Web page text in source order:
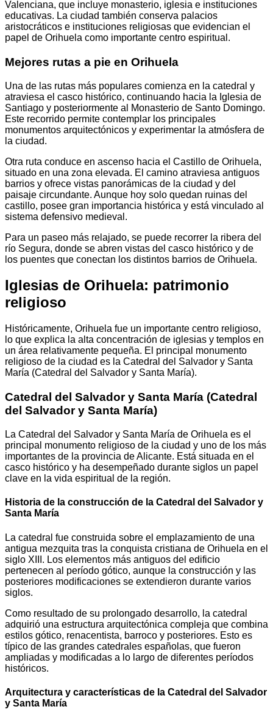
Valenciana, que incluye monasterio, iglesia e instituciones
educativas. La ciudad también conserva palacios
aristocráticos e instituciones religiosas que evidencian el
papel de Orihuela como importante centro espiritual.
Mejores rutas a pie en Orihuela
Una de las rutas más populares comienza en la catedral y
atraviesa el casco histórico, continuando hacia la Iglesia de
Santiago y posteriormente al Monasterio de Santo Domingo.
Este recorrido permite contemplar los principales
monumentos arquitectónicos y experimentar la atmósfera de
la ciudad.
Otra ruta conduce en ascenso hacia el Castillo de Orihuela,
situado en una zona elevada. El camino atraviesa antiguos
barrios y ofrece vistas panorámicas de la ciudad y del
paisaje circundante. Aunque hoy solo quedan ruinas del
castillo, posee gran importancia histórica y está vinculado al
sistema defensivo medieval.
Para un paseo más relajado, se puede recorrer la ribera del
río Segura, donde se abren vistas del casco histórico y de
los puentes que conectan los distintos barrios de Orihuela.
Iglesias de Orihuela: patrimonio
religioso
Históricamente, Orihuela fue un importante centro religioso,
lo que explica la alta concentración de iglesias y templos en
un área relativamente pequeña. El principal monumento
religioso de la ciudad es la Catedral del Salvador y Santa
María (Catedral del Salvador y Santa María).
Catedral del Salvador y Santa María (Catedral
del Salvador y Santa María)
La Catedral del Salvador y Santa María de Orihuela es el
principal monumento religioso de la ciudad y uno de los más
importantes de la provincia de Alicante. Está situada en el
casco histórico y ha desempeñado durante siglos un papel
clave en la vida espiritual de la región.
Historia de la construcción de la Catedral del Salvador y
Santa María
La catedral fue construida sobre el emplazamiento de una
antigua mezquita tras la conquista cristiana de Orihuela en el
siglo XIII. Los elementos más antiguos del edificio
pertenecen al período gótico, aunque la construcción y las
posteriores modificaciones se extendieron durante varios
siglos.
Como resultado de su prolongado desarrollo, la catedral
adquirió una estructura arquitectónica compleja que combina
estilos gótico, renacentista, barroco y posteriores. Esto es
típico de las grandes catedrales españolas, que fueron
ampliadas y modificadas a lo largo de diferentes períodos
históricos.
Arquitectura y características de la Catedral del Salvador
y Santa María